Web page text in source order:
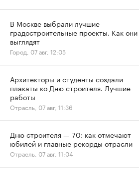
В Москве выбрали лучшие
градостроительные проекты. Как они
выглядят
Город, 07 авг, 12:05
Архитекторы и студенты создали
плакаты ко Дню строителя. Лучшие
работы
Отрасль, 07 авг, 11:36
Дню строителя — 70: как отмечают
юбилей и главные рекорды отрасли
Отрасль, 07 авг, 11:04